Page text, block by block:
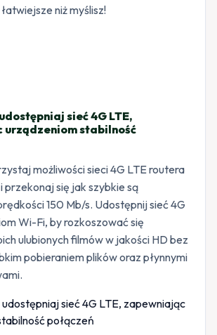
niż myślisz!
sieć 4G LTE,
urządzeniom stabilność
możliwości sieci 4G LTE routera
się jak szybkie są
150 Mb/s. Udostępnij sieć 4G
Wi-Fi, by rozkoszować się
ulubionych filmów w jakości HD bez
pobieraniem plików oraz płynnymi